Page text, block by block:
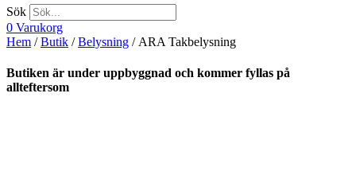
Sök
0 Varukorg
Hem /Butik /Belysning / ARA Takbelysning
Butiken är under uppbyggnad och kommer fyllas på
allteftersom